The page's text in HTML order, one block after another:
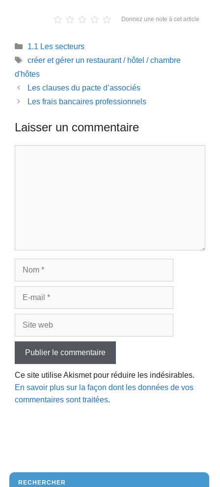
Donnez une note à cet article
Catégories
1.1 Les secteurs
Étiquettes
créer et gérer un restaurant / hôtel / chambre
d'hôtes
Les clauses du pacte d’associés
Les frais bancaires professionnels
Laisser un commentaire
Ce site utilise Akismet pour réduire les indésirables.
En savoir plus sur la façon dont les données de vos
commentaires sont traitées.
RECHERCHER